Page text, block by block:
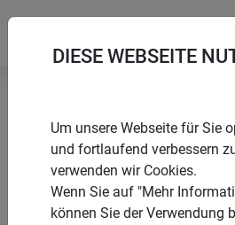
Startseite Produkte Garten
Säugetiere und Nager
DIESE WEBSEITE
Um unsere Webseite für Sie
und fortlaufend verbessern
verwenden wir Cookies.
Wenn Sie auf "Mehr
können Sie der Verwendung